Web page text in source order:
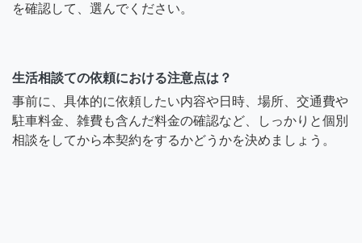
を確認して、選んでください。
生活相談ての依頼における注意点は？
事前に、具体的に依頼したい内容や日時、場所、交通費や
駐車料金、雑費も含んだ料金の確認など、しっかりと個別
相談をしてから本契約をするかどうかを決めましょう。